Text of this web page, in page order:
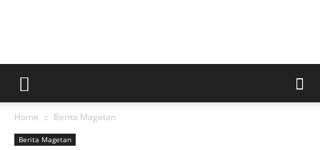
Kabar
Home Berita Magetan
Berita Magetan